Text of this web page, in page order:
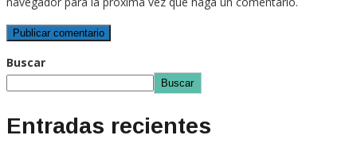
Buscar
Buscar
Entradas recientes